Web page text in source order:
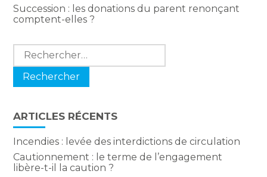
Succession : les donations du parent renonçant
comptent-elles ?
Rechercher :
ARTICLES RÉCENTS
Incendies : levée des interdictions de circulation
Cautionnement : le terme de l’engagement
libère-t-il la caution ?